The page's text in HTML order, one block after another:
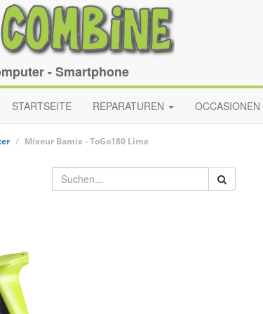
- Smartphone
STARTSEITE REPARATUREN OCCASIONEN
Mixeur Bamix-ToGo180 Lime